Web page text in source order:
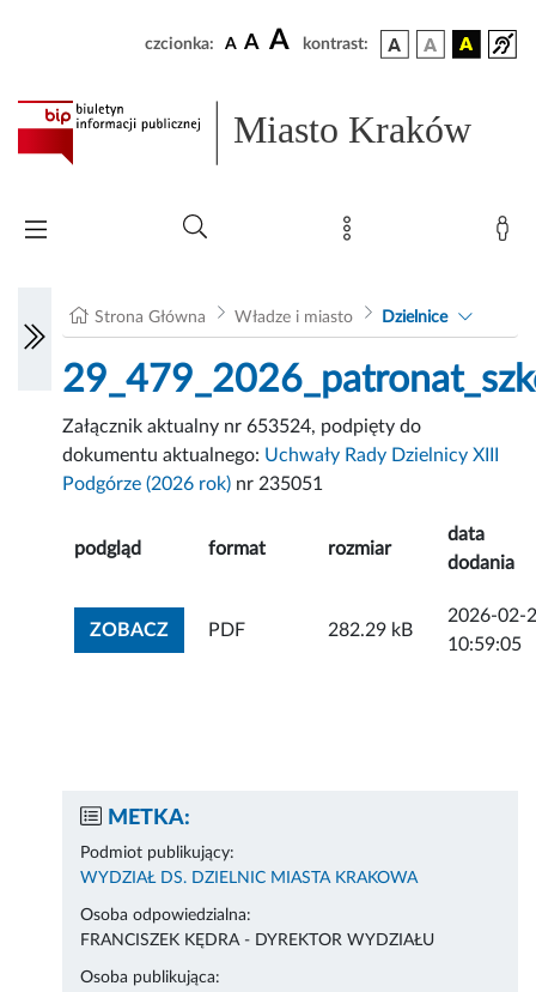
czcionka: A A A kontrast:
Miasto Kraków
Strona Główna Władze i miasto Dzielnice
Załącznik aktualny nr 653524, podpięty do
dokumentu aktualnego: Uchwały Rady Dzielnicy XIII
Podgórze (2026 rok) nr 235051
podgląd format rozmiar
data
dodania
ZOBACZZOBACZ ZAŁĄCZNIK
PDF 282.29 kB
2026-02-
10:59:05
METKA:
Podmiot publikujący:
WYDZIAŁ DS. DZIELNIC MIASTA KRAKOWA
Osoba odpowiedzialna:
FRANCISZEK KĘDRA - DYREKTOR WYDZIAŁU
Osoba publikująca: